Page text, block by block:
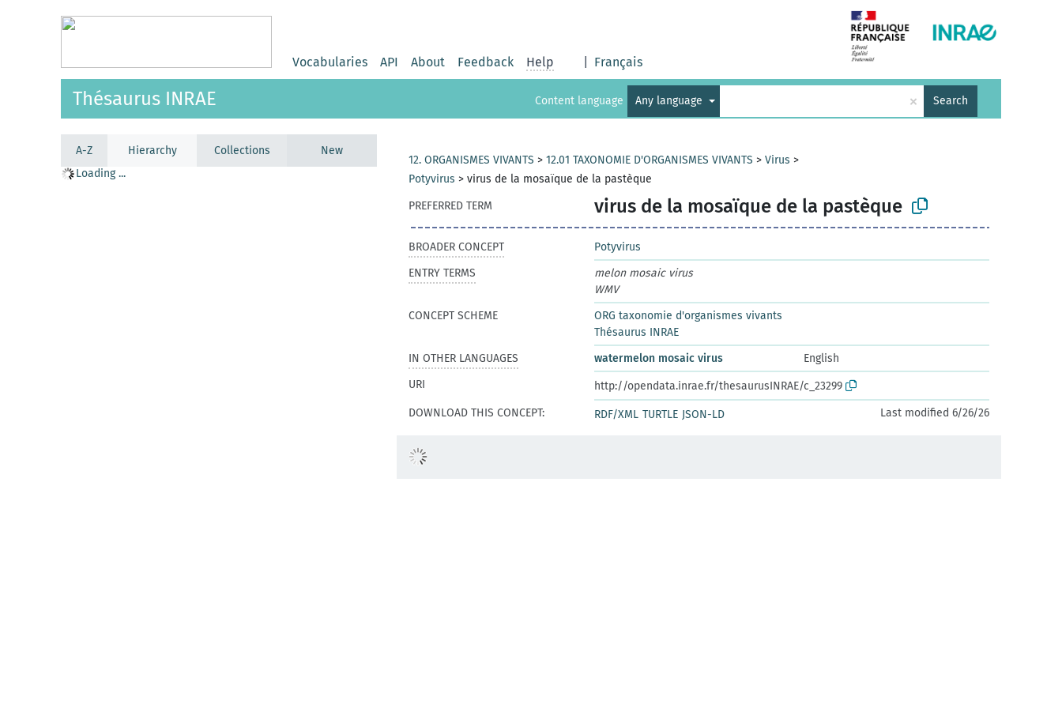
Vocabularies API About Feedback Help Français
Thésaurus INRAE Content language Any language × Search
A-Z Hierarchy Collections
New
Loading ...
12. ORGANISMES VIVANTS > 12.01 TAXONOMIE D'ORGANISMES VIVANTS > Virus >
Potyvirus > virus de la mosaïque de la pastèque
PREFERRED TERM
virus de la mosaïque de la pastèque
BROADER CONCEPT
Potyvirus
ENTRY TERMS
melon mosaic virus
WMV
CONCEPT SCHEME
ORG taxonomie d'organismes vivants
Thésaurus INRAE
IN OTHER LANGUAGES
watermelon mosaic virus
English
URI
http://opendata.inrae.fr/thesaurusINRAE/c_23299
DOWNLOAD THIS CONCEPT:
RDF/XML TURTLE JSON-LD Last modified 6/26/26